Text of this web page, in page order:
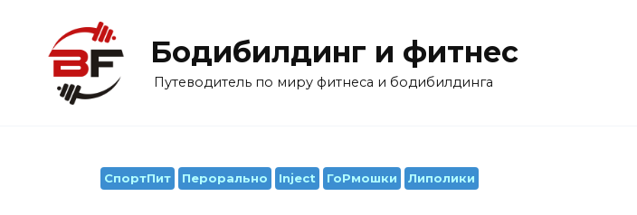
содержанию
Бодибилдинг и фитнес
Путеводитель по миру фитнеса и бодибилдинга
СпортПит Перорально Inject ГоРмошки Липолики